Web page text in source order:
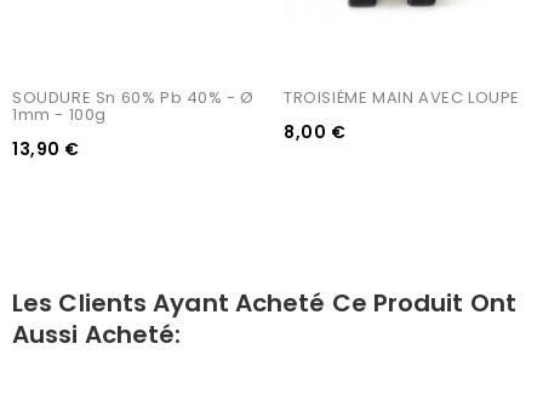
SOUDURE Sn 60% Pb 40% - Ø
1mm - 100g
13,90 €
TROISIÈME MAIN AVEC LOUPE
8,00 €
Les Clients Ayant Acheté Ce Produit Ont
Aussi Acheté: